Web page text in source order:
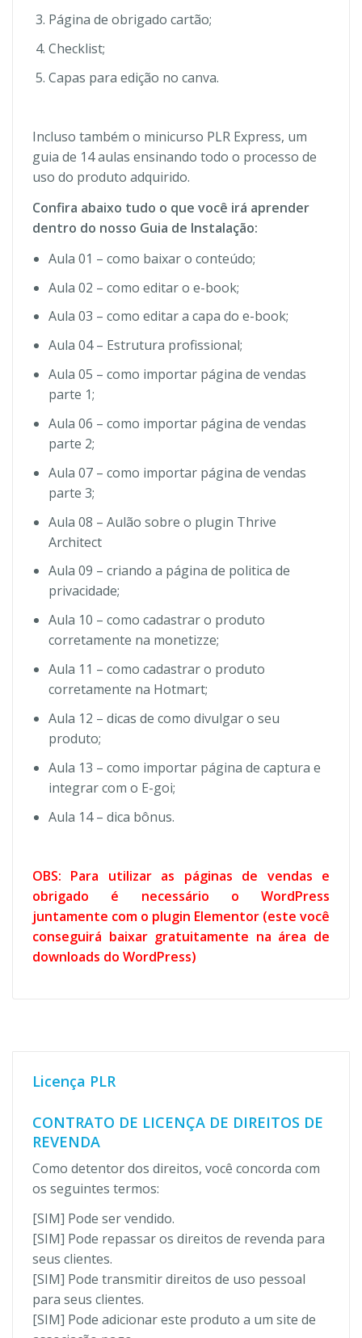
Página de obrigado cartão;
Checklist;
Capas para edição no canva.
Incluso também o minicurso PLR Express, um
guia de 14 aulas ensinando todo o processo de
uso do produto adquirido.
Confira abaixo tudo o que você irá aprender
dentro do nosso Guia de Instalação:
Aula 01 – como baixar o conteúdo;
Aula 02 – como editar o e-book;
Aula 03 – como editar a capa do e-book;
Aula 04 – Estrutura profissional;
Aula 05 – como importar página de vendas
parte 1;
Aula 06 – como importar página de vendas
parte 2;
Aula 07 – como importar página de vendas
parte 3;
Aula 08 – Aulão sobre o plugin Thrive
Architect
Aula 09 – criando a página de politica de
privacidade;
Aula 10 – como cadastrar o produto
corretamente na monetizze;
Aula 11 – como cadastrar o produto
corretamente na Hotmart;
Aula 12 – dicas de como divulgar o seu
produto;
Aula 13 – como importar página de captura e
integrar com o E-goi;
Aula 14 – dica bônus.
OBS: Para utilizar as páginas de vendas e
obrigado é necessário o WordPress
juntamente com o plugin Elementor (este você
conseguirá baixar gratuitamente na área de
downloads do WordPress)
Licença PLR
CONTRATO DE LICENÇA DE DIREITOS DE
REVENDA
Como detentor dos direitos, você concorda com
os seguintes termos:
[SIM] Pode ser vendido.
[SIM] Pode repassar os direitos de revenda para
seus clientes.
[SIM] Pode transmitir direitos de uso pessoal
para seus clientes.
[SIM] Pode adicionar este produto a um site de